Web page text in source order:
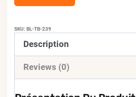
SKU: BL-TB-239
Description
Reviews (0)